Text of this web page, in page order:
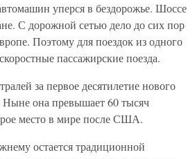
уперся в бездорожье. Шоссе
С дорожной сетью дело до сих пор
Поэтому для поездок из одного
пассажирские поезда.
за первое десятилетие нового
Ныне она превышает 60 тысяч
место в мире после США.
остается традиционной